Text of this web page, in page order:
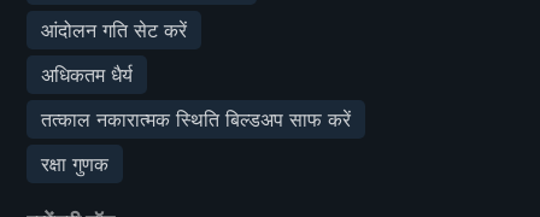
आंदोलन गति सेट करें
अधिकतम धैर्य
तत्काल नकारात्मक स्थिति बिल्डअप साफ करें
रक्षा गुणक